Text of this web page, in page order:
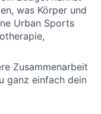
was Körper und
Urban Sports
Zusammenarbeit
ganz einfach dein